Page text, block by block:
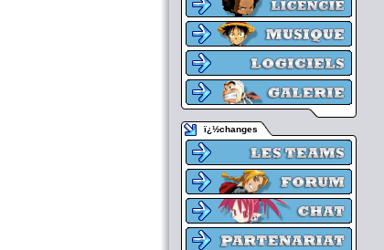
ï¿½changes